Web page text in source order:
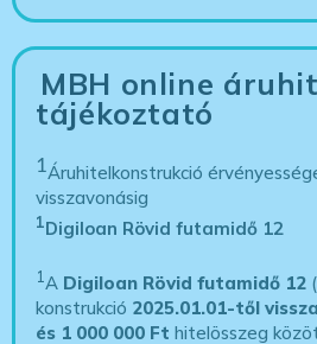
MBH online
tájékoztató
1Áruhitelkonstrukció
visszavonásig
1Digiloan Rövid futamidő 12
1A Digiloan Rövid futamidő 12
konstrukció 2025.01.01-től
és 1 000 000 Ft hitelösszeg